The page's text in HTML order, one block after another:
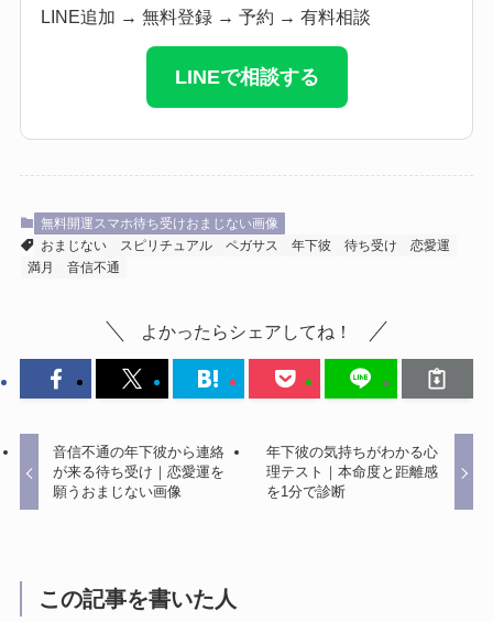
LINE追加 → 無料登録 → 予約 → 有料相談
LINEで相談する
無料開運スマホ待ち受けおまじない画像
おまじない
スピリチュアル ペガサス 年下彼 待ち受け
恋愛運
満月
音信不通
よかったらシェアしてね！
音信不通の年下彼から連絡
が来る待ち受け｜恋愛運を
願うおまじない画像
年下彼の気持ちがわかる心
理テスト｜本命度と距離感
を1分で診断
この記事を書いた人